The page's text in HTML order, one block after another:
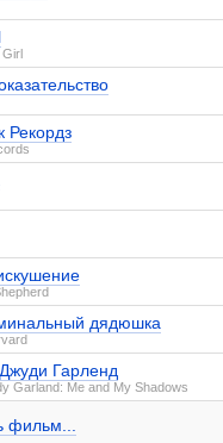
Girl
Рекордз
дядюшка
Гарленд
Garland: Me and My Shadows
фильм...
«Лучшая актриса второго
фильм
мнением